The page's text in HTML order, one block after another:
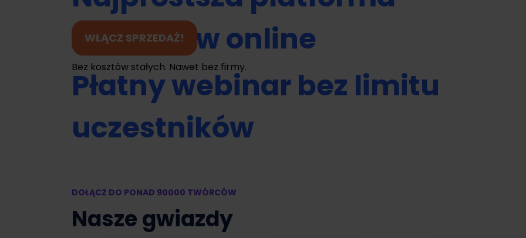
do kursów online
Płatny webinar bez limitu
uczestników
Zamień swój produkt cyfrowy
WŁĄCZ SPRZEDAŻ!
Bez kosztów stałych. Nawet bez firmy.
DOŁĄCZ DO PONAD 90000 TWÓRCÓW
Nasze gwiazdy